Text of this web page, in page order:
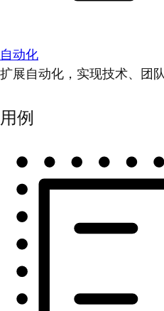
自动化
扩展自动化，实现技术、团
用例